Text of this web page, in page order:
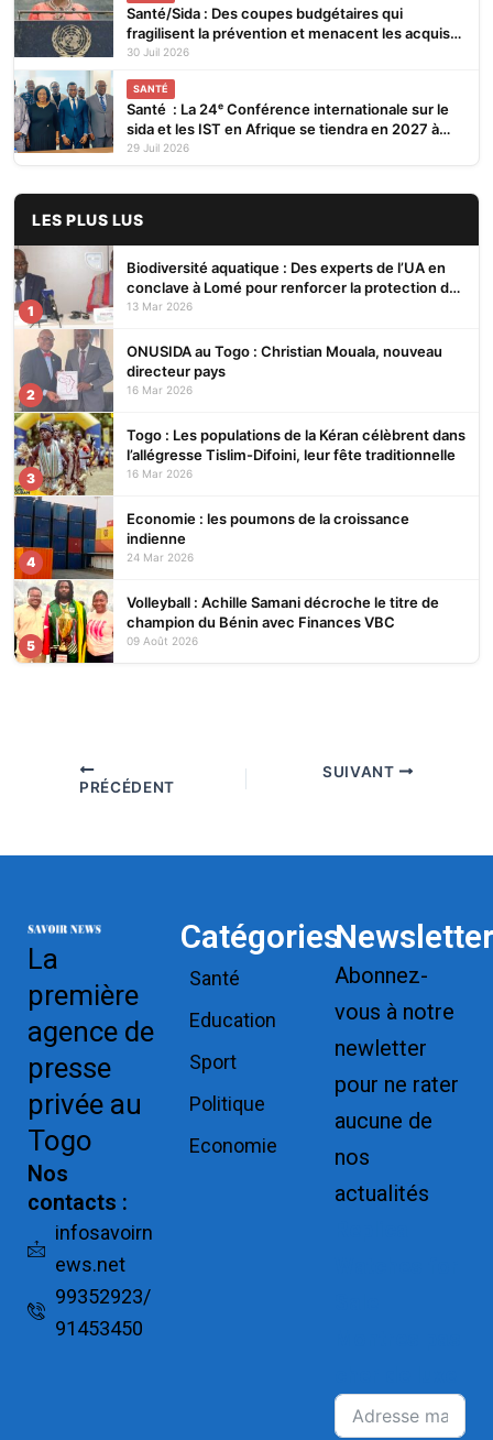
Santé/Sida : Des coupes budgétaires qui
fragilisent la prévention et menacent les acquis
(ONUSIDA)
30 Juil 2026
SANTÉ
Santé : La 24ᵉ Conférence internationale sur le
sida et les IST en Afrique se tiendra en 2027 à
Cotonou
29 Juil 2026
LES PLUS LUS
1
Biodiversité aquatique : Des experts de l’UA en
conclave à Lomé pour renforcer la protection des
écosystèmes
13 Mar 2026
2
ONUSIDA au Togo : Christian Mouala, nouveau
directeur pays
16 Mar 2026
3
Togo : Les populations de la Kéran célèbrent dans
l’allégresse Tislim-Difoini, leur fête traditionnelle
16 Mar 2026
4
Economie : les poumons de la croissance
indienne
24 Mar 2026
5
Volleyball : Achille Samani décroche le titre de
champion du Bénin avec Finances VBC
09 Août 2026
PRÉCÉDENT
SUIVANT
La
première
agence de
presse
privée au
Togo
Nos
contacts :
infosavoirn
ews.net
99352923/
91453450
Catégories
Santé
Education
Sport
Politique
Economie
Newsletter
Abonnez-
vous à notre
newletter
pour ne rater
aucune de
nos
actualités